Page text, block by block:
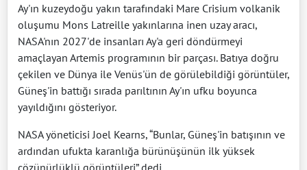
Ay'ın kuzeydoğu yakın tarafındaki Mare Crisium volkanik
oluşumu Mons Latreille yakınlarına inen uzay aracı,
NASA'nın 2027'de insanları Ay'a geri döndürmeyi
amaçlayan Artemis programının bir parçası. Batıya doğru
çekilen ve Dünya ile Venüs'ün de görülebildiği görüntüler,
Güneş'in battığı sırada parıltının Ay'ın ufku boyunca
yayıldığını gösteriyor.
NASA yöneticisi Joel Kearns, “Bunlar, Güneş'in batışının ve
ardından ufukta karanlığa bürünüşünün ilk yüksek
çözünürlüklü görüntüleri” dedi.